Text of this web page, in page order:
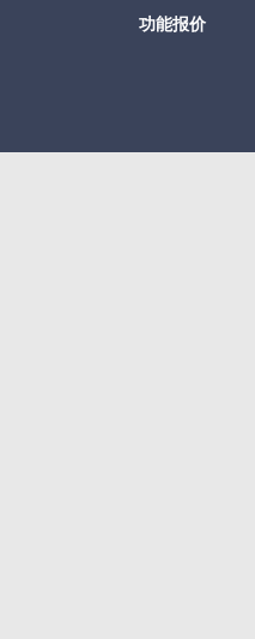
功能报价